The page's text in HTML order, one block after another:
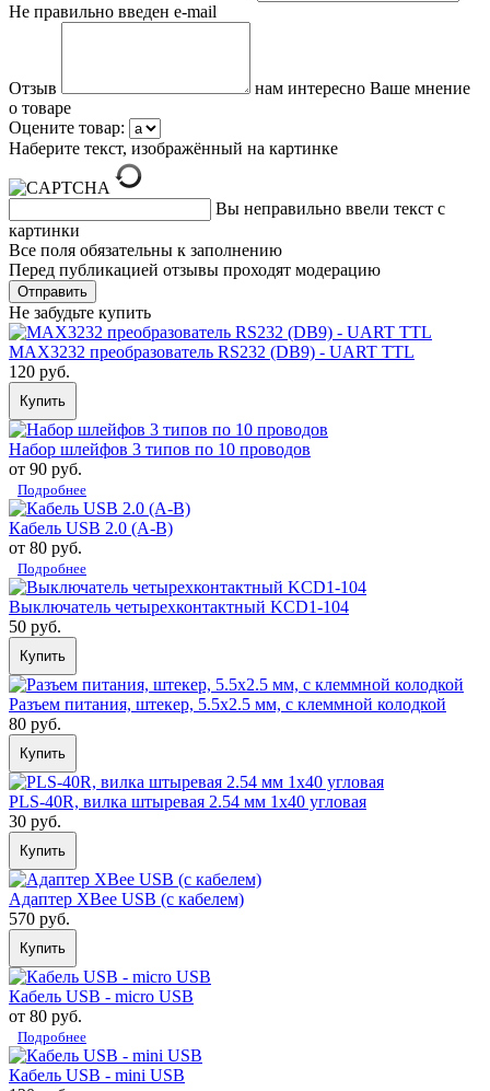
Не правильно введен e-mail
Отзыв
нам интересно Ваше мнение
о товаре
Оцените товар:
Наберите текст, изображённый на картинке
Вы неправильно ввели текст с
картинки
Все поля обязательны к заполнению
Перед публикацией отзывы проходят модерацию
Не забудьте купить
MAX3232 преобразователь RS232 (DB9) - UART TTL
120 руб.
Купить
Набор шлейфов 3 типов по 10 проводов
от 90 руб.
Подробнее
Кабель USB 2.0 (A-B)
от 80 руб.
Подробнее
Выключатель четырехконтактный KCD1-104
50 руб.
Купить
Разъем питания, штекер, 5.5x2.5 мм, с клеммной колодкой
80 руб.
Купить
PLS-40R, вилка штыревая 2.54 мм 1x40 угловая
30 руб.
Купить
Адаптер XBee USB (с кабелем)
570 руб.
Купить
Кабель USB - micro USB
от 80 руб.
Подробнее
Кабель USB - mini USB